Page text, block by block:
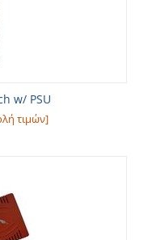
w/ PSU
τιμών]